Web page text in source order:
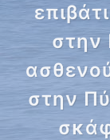
στην
στην